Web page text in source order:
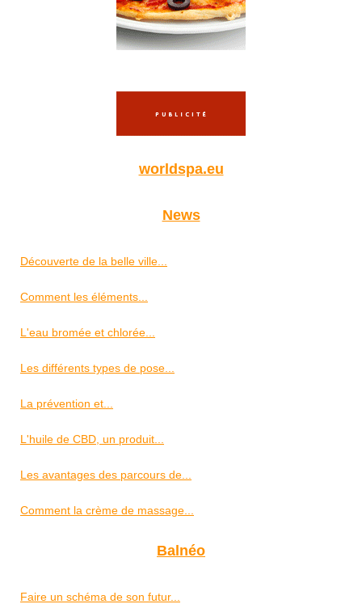
worldspa.eu
News
Découverte de la belle ville...
Comment les éléments...
L'eau bromée et chlorée...
Les différents types de pose...
La prévention et...
L'huile de CBD, un produit...
Les avantages des parcours de...
Comment la crème de massage...
Balnéo
Faire un schéma de son futur...